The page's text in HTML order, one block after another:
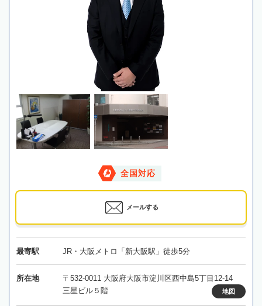
全国対応
メールする
最寄駅 JR・大阪メトロ「新大阪駅」徒歩5分
所在地
〒532-0011 大阪府大阪市淀川区西中島5丁目12-14
三星ビル５階
地図